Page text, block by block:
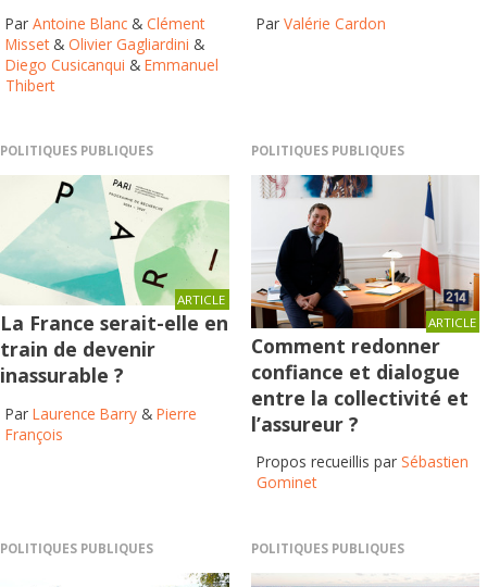
Par Antoine Blanc & Clément
Misset & Olivier Gagliardini &
Diego Cusicanqui & Emmanuel
Thibert
Par Valérie Cardon
POLITIQUES PUBLIQUES
ARTICLE
La France serait-elle en
train de devenir
inassurable ?
Par Laurence Barry & Pierre
François
POLITIQUES PUBLIQUES
ARTICLE
Comment redonner
confiance et dialogue
entre la collectivité et
l’assureur ?
Propos recueillis par Sébastien
Gominet
POLITIQUES PUBLIQUES POLITIQUES PUBLIQUES